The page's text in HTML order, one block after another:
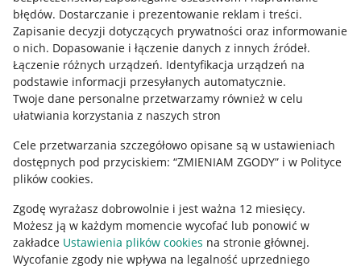
błędów. Dostarczanie i prezentowanie reklam i treści.
Zapisanie decyzji dotyczących prywatności oraz informowanie
o nich. Dopasowanie i łączenie danych z innych źródeł.
Łączenie różnych urządzeń. Identyfikacja urządzeń na
podstawie informacji przesyłanych automatycznie.
Twoje dane personalne przetwarzamy również w celu
ułatwiania korzystania z naszych stron
Cele przetwarzania szczegółowo opisane są w ustawieniach
dostępnych pod przyciskiem: “ZMIENIAM ZGODY” i w Polityce
plików cookies.
Zgodę wyrażasz dobrowolnie i jest ważna 12 miesięcy.
Możesz ją w każdym momencie wycofać lub ponowić w
zakładce Ustawienia plików cookies na stronie głównej.
Wycofanie zgody nie wpływa na legalność uprzedniego
Informacje prawne
Regulamin
Polityka plików "cookies"
Ustawienia plików "cookies"
Udostępnianie lokalizacji
Informacje dla Aktu o Usługach Cyfrowych
Pobierz aplikację